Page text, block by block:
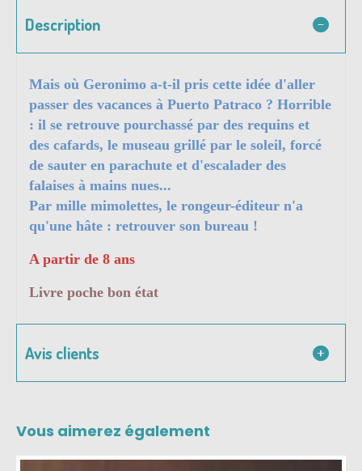
Description
Mais où Geronimo a-t-il pris cette idée d'aller
passer des vacances à Puerto Patraco ? Horrible
: il se retrouve pourchassé par des requins et
des cafards, le museau grillé par le soleil, forcé
de sauter en parachute et d'escalader des
falaises à mains nues...
Par mille mimolettes, le rongeur-éditeur n'a
qu'une hâte : retrouver son bureau !
A partir de 8 ans
Livre poche bon état
Avis clients
Vous aimerez également